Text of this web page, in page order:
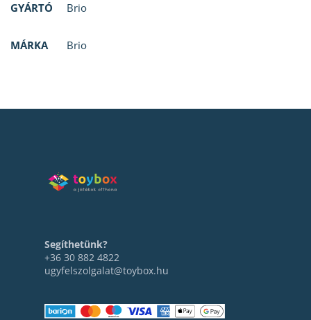
GYÁRTÓ Brio
MÁRKA Brio
Segíthetünk?
+36 30 882 4822
ugyfelszolgalat@toybox.hu